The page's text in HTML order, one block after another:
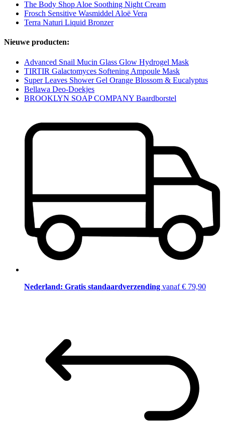
The Body Shop Aloe Soothing Night Cream
Frosch Sensitive Wasmiddel Aloë Vera
Terra Naturi Liquid Bronzer
Nieuwe producten:
Advanced Snail Mucin Glass Glow Hydrogel Mask
TIRTIR Galactomyces Softening Ampoule Mask
Super Leaves Shower Gel Orange Blossom & Eucalyptus
Bellawa Deo-Doekjes
BROOKLYN SOAP COMPANY Baardborstel
Nederland: Gratis standaardverzending vanaf € 79,90